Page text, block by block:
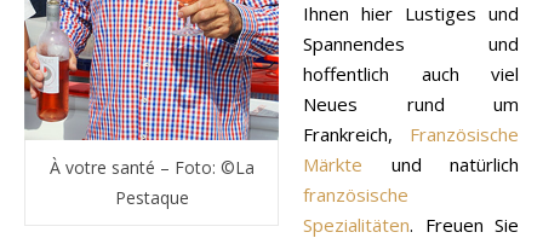
À votre santé – Foto: ©La
Pestaque
Ihnen hier Lustiges und
Spannendes und
hoffentlich auch viel
Neues rund um
Frankreich, Französische
Märkte und natürlich
französische
Spezialitäten. Freuen Sie